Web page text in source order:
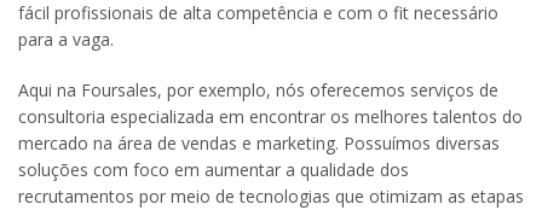
fácil profissionais de alta competência e com o fit necessário
para a vaga.
Aqui na Foursales, por exemplo, nós oferecemos serviços de
consultoria especializada em encontrar os melhores talentos do
mercado na área de vendas e marketing. Possuímos diversas
soluções com foco em aumentar a qualidade dos
recrutamentos por meio de tecnologias que otimizam as etapas